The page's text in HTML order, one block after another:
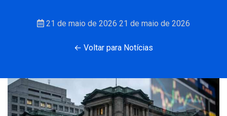
21 de maio de 2026 21 de maio de 2026
← Voltar para Notícias